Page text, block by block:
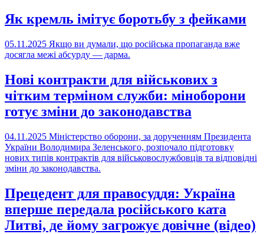
Як кремль імітує боротьбу з фейками
05.11.2025 Якщо ви думали, що російська пропаганда вже
досягла межі абсурду — дарма.
Нові контракти для військових з
чітким терміном служби: міноборони
готує зміни до законодавства
04.11.2025 Міністерство оборони, за дорученням Президента
України Володимира Зеленського, розпочало підготовку
нових типів контрактів для військовослужбовців та відповідні
зміни до законодавства.
Прецедент для правосуддя: Україна
вперше передала російського ката
Литві, де йому загрожує довічне (відео)